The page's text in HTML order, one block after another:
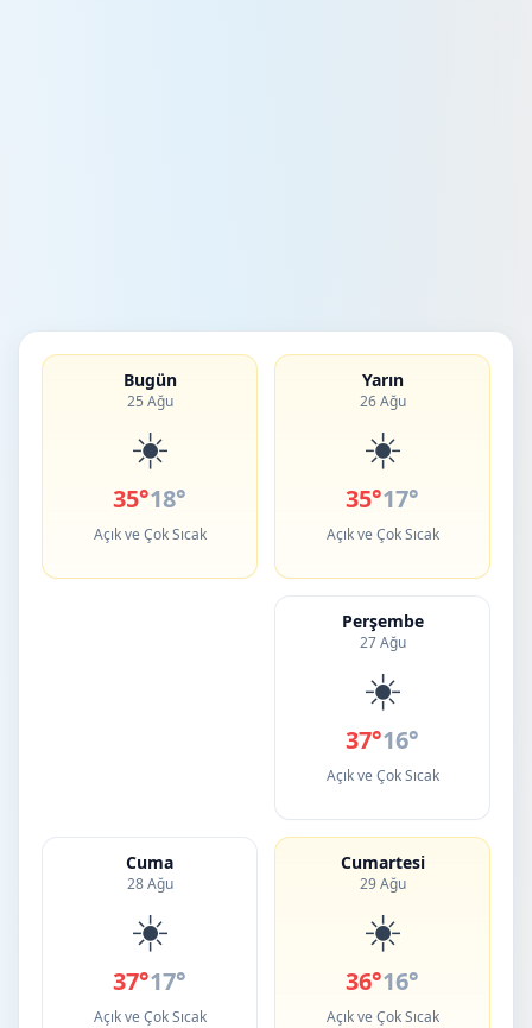
Bugün
25 Ağu
☀️
35°18°
Açık ve Çok Sıcak
Yarın
26 Ağu
☀️
35°17°
Açık ve Çok Sıcak
Perşembe
27 Ağu
☀️
37°16°
Açık ve Çok Sıcak
Cuma
28 Ağu
☀️
37°17°
Açık ve Çok Sıcak
Cumartesi
29 Ağu
☀️
36°16°
Açık ve Çok Sıcak